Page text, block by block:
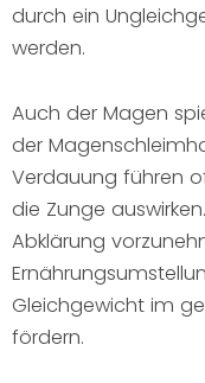
durch ein
werden.
Auch der Magen
der
Verdauung führen
die Zunge
Abklärung
Gleichgewicht im
fördern.